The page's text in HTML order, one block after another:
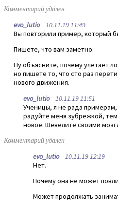
Комментарий удален
evo_lutio10.11.19 11:49
Вы повторили пример, который
Пишете, что вам заметно.
Ну объясните, почему улетает
но пишете то, что сто раз
нового движения.
evo_lutio10.11.19 11:51
Ученицы, я не рада
радуйте меня зубрежкой,
новое. Шевелите своими
Комментарий удален
evo_lutio10.11.19 12:19
Нет.
Почему она не может
Может продолжать